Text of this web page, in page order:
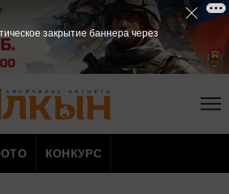
КОНКУРС
закрытие баннера через